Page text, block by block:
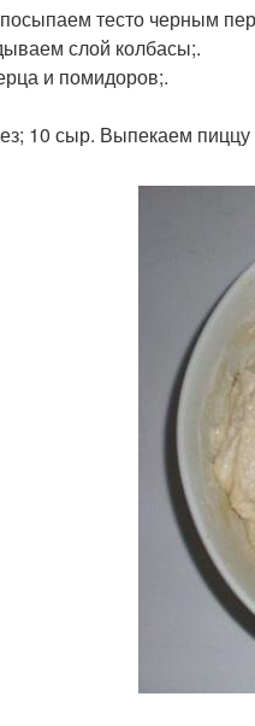
тесто черным
слой колбасы;.
и помидоров;.
10 сыр. Выпекаем пиццу